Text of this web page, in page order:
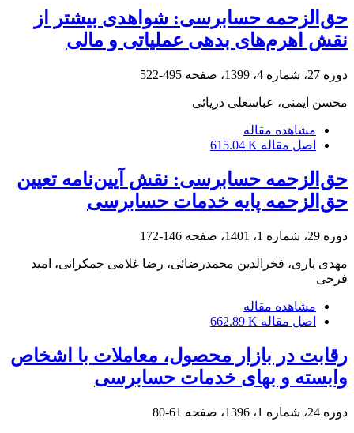
حق‌الزحمه حسابرسی: شواهدی بیشتر از
نقش اهرم‌های بدهی عملیاتی و مالی
دوره 27، شماره 4، 1399، صفحه 495-522
محسن ایمنی، عباسعلی دریائی
مشاهده مقاله
اصل مقاله 615.04 K
حق‌الزحمه حسابرسی: نقش آیین‌نامه تعیین
حق‌الزحمه پایه خدمات حسابرسی
دوره 29، شماره 1، 1401، صفحه 146-172
مهدی یاری، فخرالدین محمدرضائی، رضا غلامی جمکرانی، امید
فرجی
مشاهده مقاله
اصل مقاله 662.89 K
رقابت در بازار محصول، معاملات با اشخاص
وابسته و بهای خدمات حسابرسی
دوره 24، شماره 1، 1396، صفحه 61-80